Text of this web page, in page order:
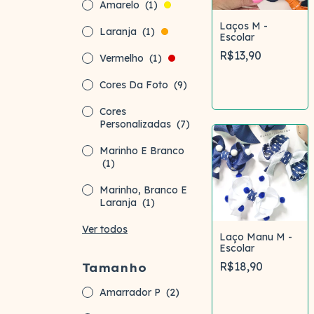
Amarelo (1)
Laranja (1)
Vermelho (1)
Cores Da Foto (9)
Cores
Personalizadas (7)
Marinho E Branco
(1)
Marinho, Branco E
Laranja (1)
Ver todos
Tamanho
Amarrador P (2)
Laços M -
Escolar
R$13,90
Laço Manu M -
Escolar
R$18,90